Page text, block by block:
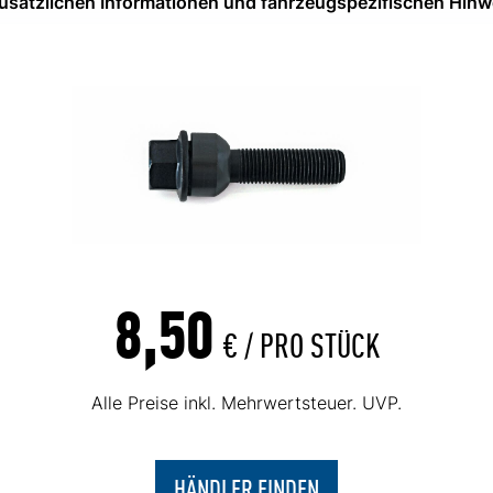
8,50 € / PRO STÜCK
Alle Preise inkl. Mehrwertsteuer. UVP.